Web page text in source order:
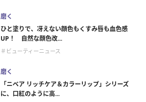
磨く
ひと塗りで、冴えない顔色もくすみ唇も血色感
UP！ 自然な顔色改...
＃ビューティーニュース
磨く
「ニベア リッチケア＆カラーリップ」シリーズ
に、口紅のように高...